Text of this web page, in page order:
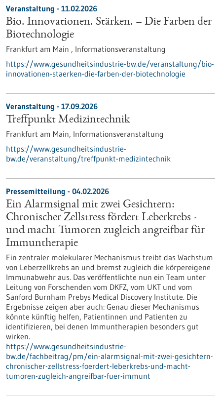
Veranstaltung - 11.02.2026
Bio. Innovationen. Stärken. – Die Farben der
Biotechnologie
Frankfurt am Main , Informationsveranstaltung
https://www.gesundheitsindustrie-bw.de/veranstaltung/bio-
innovationen-staerken-die-farben-der-biotechnologie
Veranstaltung - 17.09.2026
Treffpunkt Medizintechnik
Frankfurt am Main, Informationsveranstaltung
https://www.gesundheitsindustrie-
bw.de/veranstaltung/treffpunkt-medizintechnik
Pressemitteilung - 04.02.2026
Ein Alarmsignal mit zwei Gesichtern:
Chronischer Zellstress fördert Leberkrebs -
und macht Tumoren zugleich angreifbar für
Immuntherapie
Ein zentraler molekularer Mechanismus treibt das Wachstum
von Leberzellkrebs an und bremst zugleich die körpereigene
Immunabwehr aus. Das veröffentlichte nun ein Team unter
Leitung von Forschenden vom DKFZ, vom UKT und vom
Sanford Burnham Prebys Medical Discovery Institute. Die
Ergebnisse zeigen aber auch: Genau dieser Mechanismus
könnte künftig helfen, Patientinnen und Patienten zu
identifizieren, bei denen Immuntherapien besonders gut
wirken.
https://www.gesundheitsindustrie-
bw.de/fachbeitrag/pm/ein-alarmsignal-mit-zwei-gesichtern-
chronischer-zellstress-foerdert-leberkrebs-und-macht-
tumoren-zugleich-angreifbar-fuer-immunt